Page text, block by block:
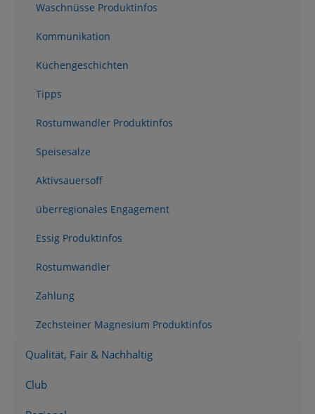
Waschnüsse Produktinfos
Kommunikation
Küchengeschichten
Tipps
Rostumwandler Produktinfos
Speisesalze
Aktivsauersoff
überregionales Engagement
Essig Produktinfos
Rostumwandler
Zahlung
Zechsteiner Magnesium Produktinfos
Qualität, Fair & Nachhaltig
Club